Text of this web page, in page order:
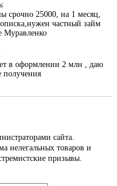
срочно 25000, на 1 месяц,
частный займ
Муравленко
в оформлении 2 млн , даю
получения
сайта.
нелегальных товаров и
призывы.